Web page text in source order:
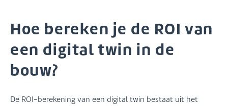
Hoe bereken je de ROI van
een digital twin in de
bouw?
De ROI-berekening van een digital twin bestaat uit het